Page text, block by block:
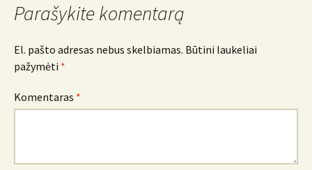
Parašykite komentarą
El. pašto adresas nebus skelbiamas. Būtini laukeliai
pažymėti *
Komentaras *